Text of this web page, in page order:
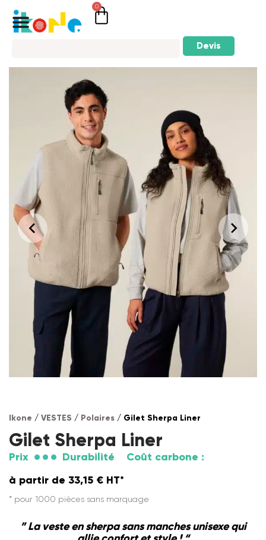
0
Devis
Ikone / VESTES / Polaires / Gilet Sherpa Liner
Gilet Sherpa Liner
Prix Durabilité
Coût carbone :
à partir de 33,15 € HT*
* pour 1000 pièces sans marquage
” La veste en sherpa sans manches unisexe qui